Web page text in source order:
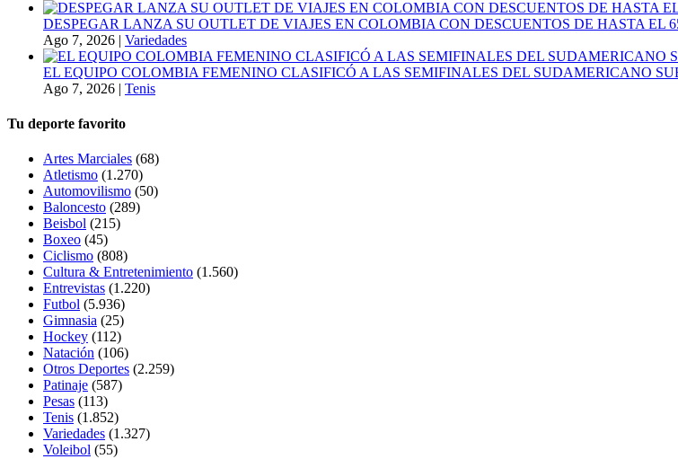
DESPEGAR LANZA SU OUTLET DE VIAJES EN COLOMBIA CON DESCUENTOS DE HASTA EL
Ago 7, 2026 | Variedades
EL EQUIPO COLOMBIA FEMENINO CLASIFICÓ A LAS SEMIFINALES DEL SUDAMERICANO
Ago 7, 2026 | Tenis
Tu deporte favorito
Artes Marciales (68)
Atletismo (1.270)
Automovilismo (50)
Baloncesto (289)
Beisbol (215)
Boxeo (45)
Ciclismo (808)
Cultura & Entretenimiento (1.560)
Entrevistas (1.220)
Futbol (5.936)
Gimnasia (25)
Hockey (112)
Natación (106)
Otros Deportes (2.259)
Patinaje (587)
Pesas (113)
Tenis (1.852)
Variedades (1.327)
Voleibol (55)